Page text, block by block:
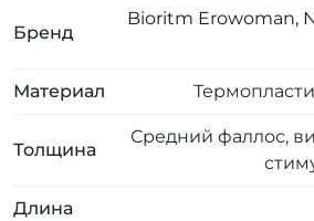
Бренд
Bioritm Erowoman,
Материал
Толщина
Средний фаллос,
Длина